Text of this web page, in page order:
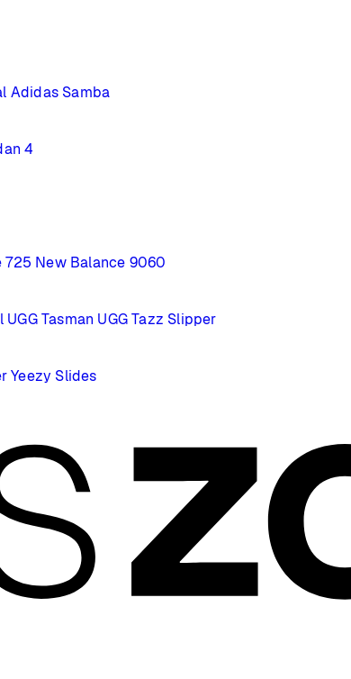
Adidas Samba
4
725 New Balance 9060
UGG Tasman UGG Tazz Slipper
Yeezy Slides